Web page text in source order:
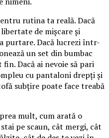
rutina ta reală. Dacă
de mișcare și
purtare. Dacă lucrezi într-
un set din bumbac
Dacă ai nevoie să pari
cu pantaloni drepți și
subțire poate face treabă
mult, cum arată o
pe scaun, cât mergi, cât